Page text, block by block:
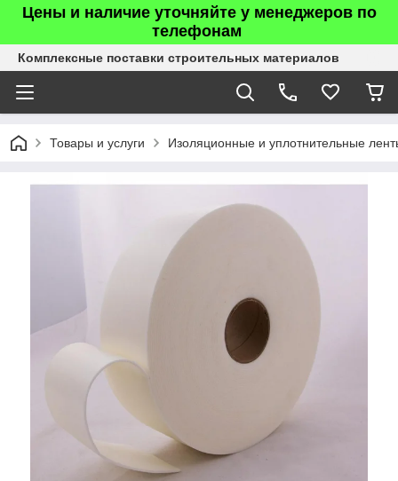
Цены и наличие уточняйте у менеджеров по
телефонам
Комплексные поставки строительных материалов
Товары и услуги Изоляционные и уплотнительные